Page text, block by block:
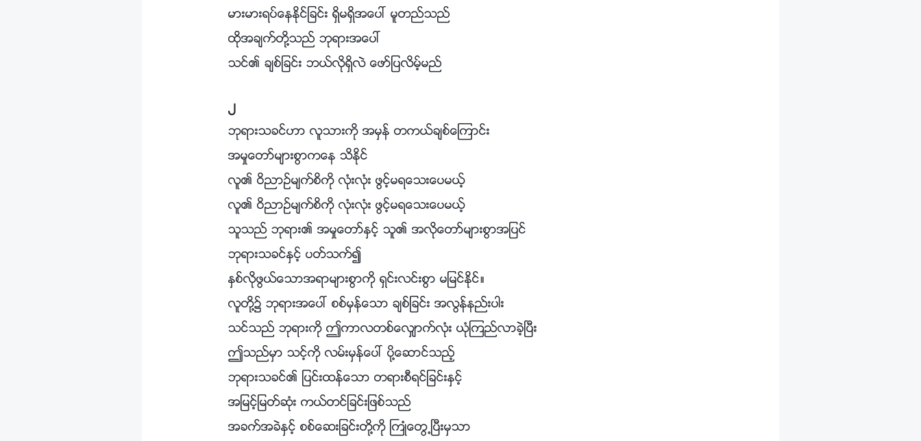
မားမားရပ္ေနႏိုင္ျခင္း ရွိမရွိအေပၚ မူတည္သည္
ထိုအခ်က္တို႔သည္ ဘုရားအေပၚ
သင္၏ ခ်စ္ျခင္း ဘယ္လိုရွိလဲ ေဖာ္ျပလိမ့္မည္
၂
ဘုရားသခင္ဟာ လူသားကို အမွန္ တကယ္ခ်စ္ေၾကာင္း
အမႈေတာ္မ်ားစြာကေန သိႏိုင္
လူ၏ ဝိညာဥ္မ်က္စိကို လုံးလုံး ဖြင့္မရေသးေပမယ့္
လူ၏ ဝိညာဥ္မ်က္စိကို လုံးလုံး ဖြင့္မရေသးေပမယ့္
သူသည္ ဘုရား၏ အမႈေတာ္ႏွင့္ သူ၏ အလိုေတာ္မ်ားစြာအျပင္
ဘုရားသခင္ႏွင့္ ပတ္သက္၍
ႏွစ္လိုဖြယ္ေသာအရာမ်ားစြာကို ရွင္းလင္းစြာ မျမင္ႏိုင္။
လူတို႔၌ ဘုရားအေပၚ စစ္မွန္ေသာ ခ်စ္ျခင္း အလြန္နည္းပါး
သင္သည္ ဘုရားကို ဤကာလတစ္ေလွ်ာက္လုံး ယုံၾကည္လာခဲ့ၿပီး
ဤသည္မွာ သင့္ကို လမ္းမွန္ေပၚ ပို႔ေဆာင္သည့္
ဘုရားသခင္၏ ျပင္းထန္ေသာ တရားစီရင္ျခင္းႏွင့္
အျမင့္ျမတ္ဆုံး ကယ္တင္ျခင္းျဖစ္သည္
အခက္အခဲႏွင့္ စစ္ေဆးျခင္းတို႔ကို ႀကဳံေတြ႕ၿပီးမွသာ